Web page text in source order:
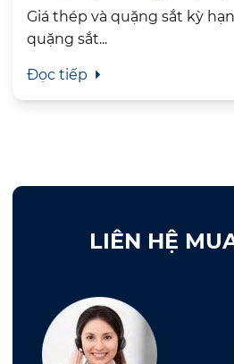
Giá thép và quặng sắt kỳ
quặng sắt...
Đọc tiếp
LIÊN HỆ